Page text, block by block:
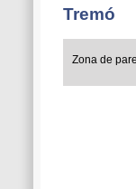
Tremó
Zona de